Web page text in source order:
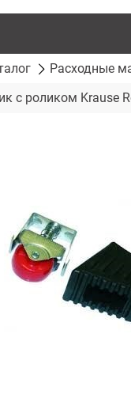
Расходные
с роликом Krause